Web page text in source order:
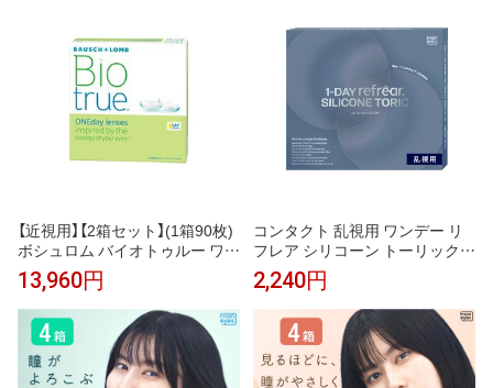
【近視用】【2箱セット】(1箱90枚)
ボシュロム バイオトゥルー ワン
デーコンタクトレンズ[biotrue-9
0][BL]
13,960円
コンタクト 乱視用 ワンデー リ
フレア シリコーン トーリック 1
箱30枚 1day 度あり UVカット
使い捨て クリア コンタクトレン
ズ ソフトコンタクト うるおい
2,240円